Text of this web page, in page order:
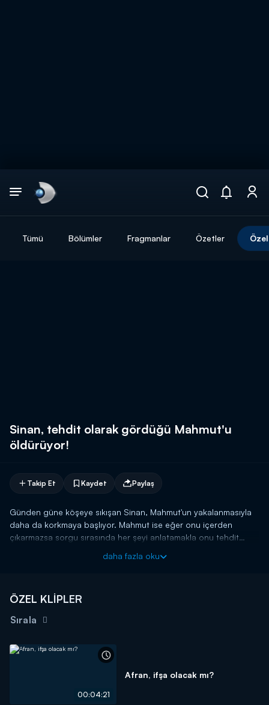
Tümü Bölümler Fragmanlar Özetler
Sinan, tehdit olarak gördüğü Mahmut'u
öldürüyor!
Takip Et Kaydet Paylaş
Günden güne köşeye sıkışan Sinan, Mahmut'un yakalanmasıyla
daha da korkmaya başlıyor. Mahmut ise eğer onu içerden
çıkarmazsa sorgu sırasında her şeyi anlatamakla onu tehdit
önce Otto'ya sonra ise yeni savcıya anlatıyor. İş birliği ile
daha fazla oku
ÖZEL KLİPLER
Sırala
00:04:21
Afran, ifşa olacak mı?